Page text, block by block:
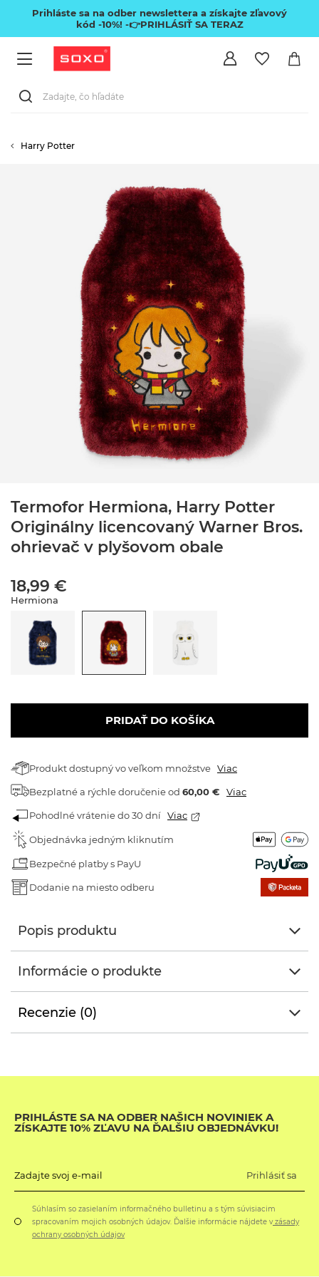
Prihláste sa na odber newslettera a získajte zľavový
kód -10%! -👉PRIHLÁSIŤ SA TERAZ
Harry Potter
Termofor Hermiona, Harry Potter
Originálny licencovaný Warner Bros.
ohrievač v plyšovom obale
18,99 €
Hermiona
PRIDAŤ DO KOŠÍKA
Produkt dostupný vo veľkom množstve Viac
Bezplatné a rýchle doručenieod 60,00 € Viac
Pohodlné vrátenie do 30 dní Viac
Objednávka jedným kliknutím
Bezpečné platby s PayU
Dodanie na miesto odberu
Popis produktu
Informácie o produkte
Recenzie (0)
PRIHLÁSTE SA NA ODBER NAŠICH NOVINIEK A
ZÍSKAJTE 10% ZĽAVU NA ĎALŠIU OBJEDNÁVKU!
Zadajte svoj e-mail Prihlásiť sa
Súhlasím so zasielaním informačného bulletinu a s tým súvisiacim
spracovaním mojich osobných údajov. Ďalšie informácie nájdete vzásady
ochrany osobných údajov